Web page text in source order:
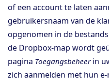
of een account te laten
gebruikersnaam van de
opgenomen in de
de Dropbox-map wordt
pagina Toegangsbeheerin
zich aanmelden met hun